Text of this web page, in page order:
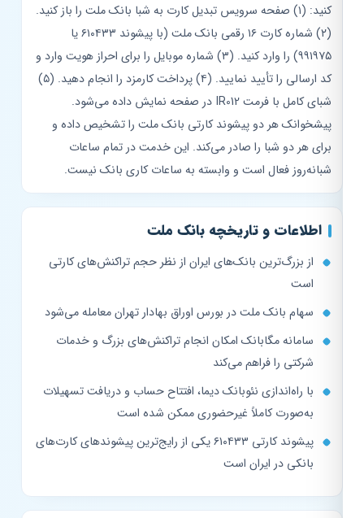
کنید: (۱) صفحه سرویس تبدیل کارت به شبا بانک ملت را باز کنید.
(۲) شماره کارت ۱۶ رقمی بانک ملت (با پیشوند ۶۱۰۴۳۳ یا
۹۹۱۹۷۵) را وارد کنید. (۳) شماره موبایل را برای احراز هویت وارد و
کد ارسالی را تأیید نمایید. (۴) پرداخت کارمزد را انجام دهید. (۵)
شبای کامل با فرمت IR012 در صفحه نمایش داده می‌شود.
پیشخوانک هر دو پیشوند کارتی بانک ملت را تشخیص داده و
برای هر دو شبا را صادر می‌کند. این خدمت در تمام ساعات
شبانه‌روز فعال است و وابسته به ساعات کاری بانک نیست.
اطلاعات و تاریخچه بانک ملت
از بزرگ‌ترین بانک‌های ایران از نظر حجم تراکنش‌های کارتی
است
سهام بانک ملت در بورس اوراق بهادار تهران معامله می‌شود
سامانه مگابانک امکان انجام تراکنش‌های بزرگ و خدمات
شرکتی را فراهم می‌کند
با راه‌اندازی نئوبانک دیما، افتتاح حساب و دریافت تسهیلات
به‌صورت کاملاً غیرحضوری ممکن شده است
پیشوند کارتی ۶۱۰۴۳۳ یکی از رایج‌ترین پیشوندهای کارت‌های
بانکی در ایران است